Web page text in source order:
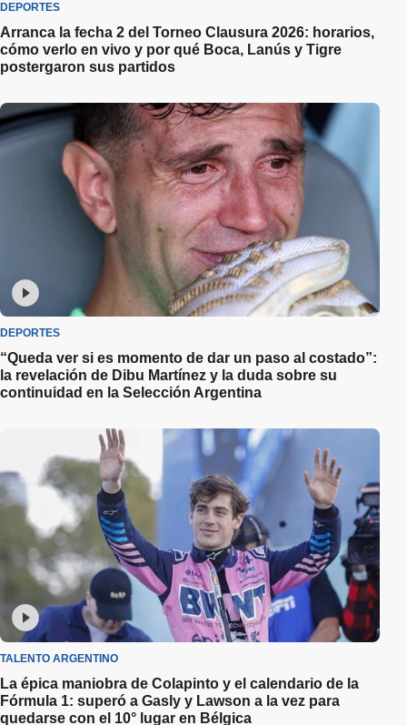
DEPORTES
Arranca la fecha 2 del Torneo Clausura 2026: horarios,
cómo verlo en vivo y por qué Boca, Lanús y Tigre
postergaron sus partidos
DEPORTES
“Queda ver si es momento de dar un paso al costado”:
la revelación de Dibu Martínez y la duda sobre su
continuidad en la Selección Argentina
TALENTO ARGENTINO
La épica maniobra de Colapinto y el calendario de la
Fórmula 1: superó a Gasly y Lawson a la vez para
quedarse con el 10° lugar en Bélgica